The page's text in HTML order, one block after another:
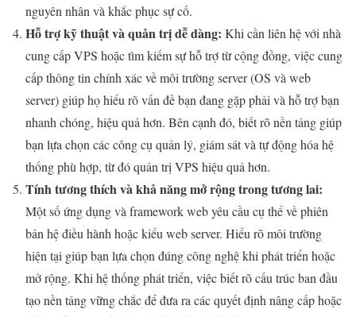
nguyên nhân và khắc phục sự cố.
Hỗ trợ kỹ thuật và quản trị dễ dàng: Khi cần liên hệ với nhà
cung cấp VPS hoặc tìm kiếm sự hỗ trợ từ cộng đồng, việc cung
cấp thông tin chính xác về môi trường server (OS và web
server) giúp họ hiểu rõ vấn đề bạn đang gặp phải và hỗ trợ bạn
nhanh chóng, hiệu quả hơn. Bên cạnh đó, biết rõ nền tảng giúp
bạn lựa chọn các công cụ quản lý, giám sát và tự động hóa hệ
thống phù hợp, từ đó quản trị VPS hiệu quả hơn.
Tính tương thích và khả năng mở rộng trong tương lai:
Một số ứng dụng và framework web yêu cầu cụ thể về phiên
bản hệ điều hành hoặc kiểu web server. Hiểu rõ môi trường
hiện tại giúp bạn lựa chọn đúng công nghệ khi phát triển hoặc
mở rộng. Khi hệ thống phát triển, việc biết rõ cấu trúc ban đầu
tạo nền tảng vững chắc để đưa ra các quyết định nâng cấp hoặc